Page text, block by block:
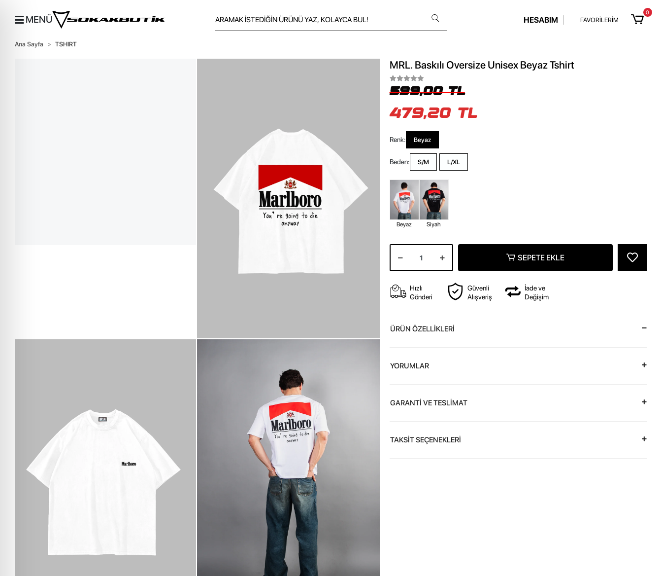
MENÜ HESABIM FAVORİLERİM
0
Ana Sayfa TSHIRT
MRL. Baskılı Oversize Unisex Beyaz Tshirt
599,00 TL
479,20 TL
Renk: Beyaz
Beden: S/M L/XL
Beyaz Siyah
SEPETE EKLE
Hızlı
Gönderi
Güvenli
Alışveriş
İade ve
Değişim
ÜRÜN ÖZELLİKLERİ
YORUMLAR
GARANTİ VE TESLİMAT
TAKSİT SEÇENEKLERİ